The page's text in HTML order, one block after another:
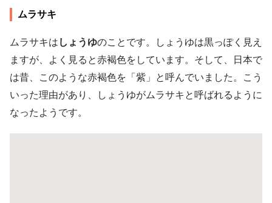
ムラサキ
ムラサキは しょうゆのことです。しょうゆは黒っぽく見え
ますが、よく見ると赤褐色をしています。そして、日本で
は昔、このような赤褐色を「紫」と呼んでいました。こう
いった理由があり、しょうゆがムラサキと呼ばれるように
なったようです。